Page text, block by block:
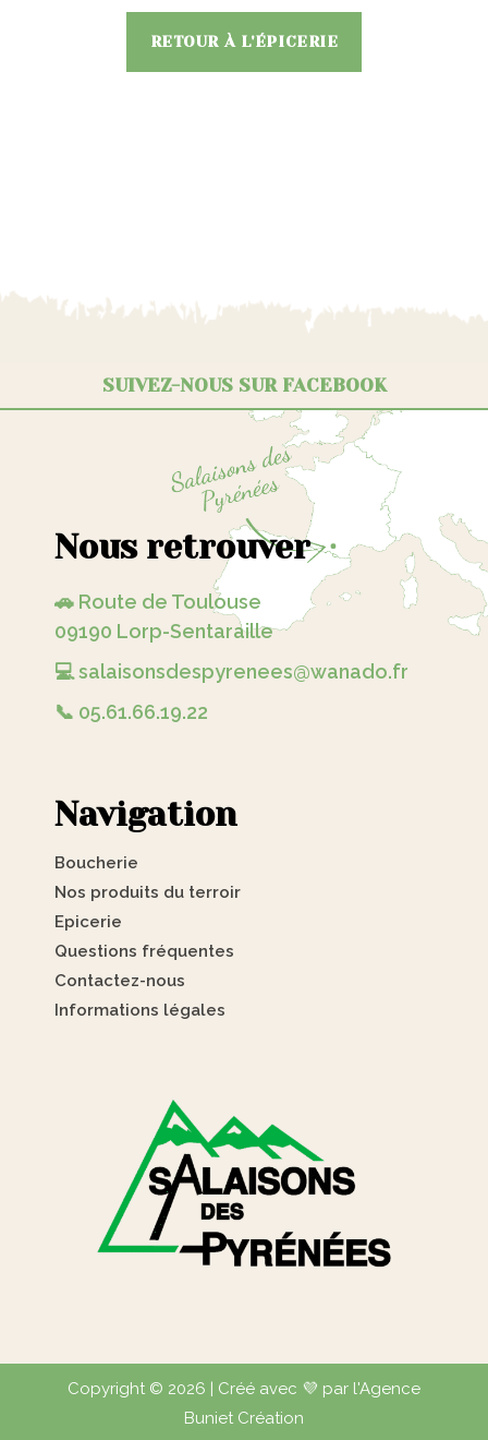
RETOUR À L'ÉPICERIE
SUIVEZ-NOUS SUR FACEBOOK
Nous retrouver
🚗 Route de Toulouse
09190 Lorp-Sentaraille
💻 salaisonsdespyrenees@wanado.fr
📞 05.61.66.19.22
Navigation
Boucherie
Nos produits du terroir
Epicerie
Questions fréquentes
Contactez-nous
Informations légales
Copyright © 2026 | Créé avec 💜 par l'Agence
Buniet Création